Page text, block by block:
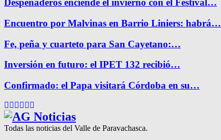
Despeñaderos enciende el invierno con el Festival…
Encuentro por Malvinas en Barrio Liniers: habrá…
Fe, peña y cuarteto para San Cayetano:…
Inversión en futuro: el IPET 132 recibió…
Confirmado: el Papa visitará Córdoba en su…
Facebook
Twitter
Instagram
Pinterest
Google
Todas las noticias del Valle de Paravachasca.